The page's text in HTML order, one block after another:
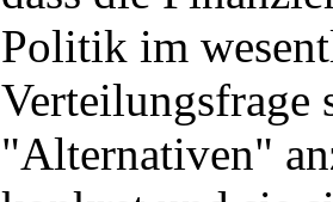
Politik im
Verteilungsfrage
"Alternativen"